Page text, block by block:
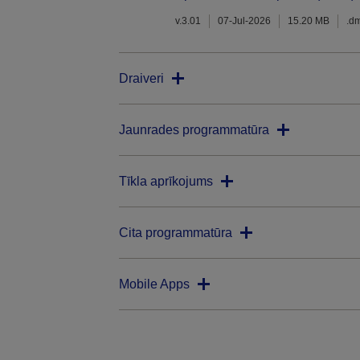
v.3.01 07-Jul-2026 15.20 MB
Draiveri
Jaunrades programmatūra
Tīkla aprīkojums
Cita programmatūra
Mobile Apps